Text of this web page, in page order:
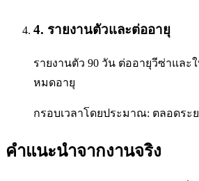
4. รายงานตัวและต่ออายุ
รายงานตัว 90 วัน ต่ออายุวีซ่าแล
หมดอายุ
กรอบเวลาโดยประมาณ: ตลอดระ
คำแนะนำจากงานจริง